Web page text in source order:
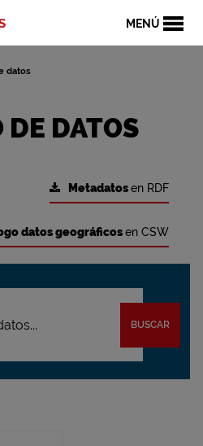
MENÚ
datos
DE DATOS
Metadatosen RDF
datos geográficosen CSW
BUSCAR